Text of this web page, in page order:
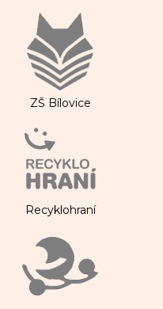
ZŠ Bílovice
Recyklohraní